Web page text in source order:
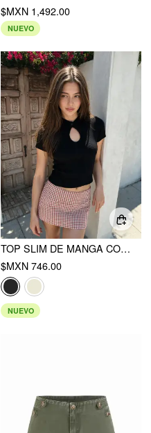
$MXN 1,492.00
NUEVO
TOP SLIM DE MANGA CORTA CON RECORTES DE PUNTO TEXTURIZADO
$MXN 746.00
NUEVO